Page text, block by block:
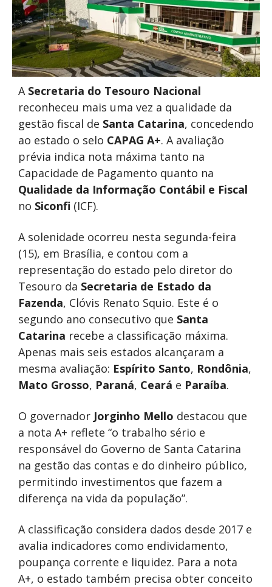
A Secretaria do Tesouro Nacional
reconheceu mais uma vez a qualidade da
gestão fiscal de Santa Catarina, concedendo
ao estado o selo CAPAG A+. A avaliação
prévia indica nota máxima tanto na
Capacidade de Pagamento quanto na
Qualidade da Informação Contábil e Fiscal
no Siconfi (ICF).
A solenidade ocorreu nesta segunda-feira
(15), em Brasília, e contou com a
representação do estado pelo diretor do
Tesouro da Secretaria de Estado da
Fazenda, Clóvis Renato Squio. Este é o
segundo ano consecutivo que Santa
Catarina recebe a classificação máxima.
Apenas mais seis estados alcançaram a
mesma avaliação: Espírito Santo, Rondônia,
Mato Grosso, Paraná, Ceará e Paraíba.
O governador Jorginho Mello destacou que
a nota A+ reflete “o trabalho sério e
responsável do Governo de Santa Catarina
na gestão das contas e do dinheiro público,
permitindo investimentos que fazem a
diferença na vida da população”.
A classificação considera dados desde 2017 e
avalia indicadores como endividamento,
poupança corrente e liquidez. Para a nota
A+, o estado também precisa obter conceito